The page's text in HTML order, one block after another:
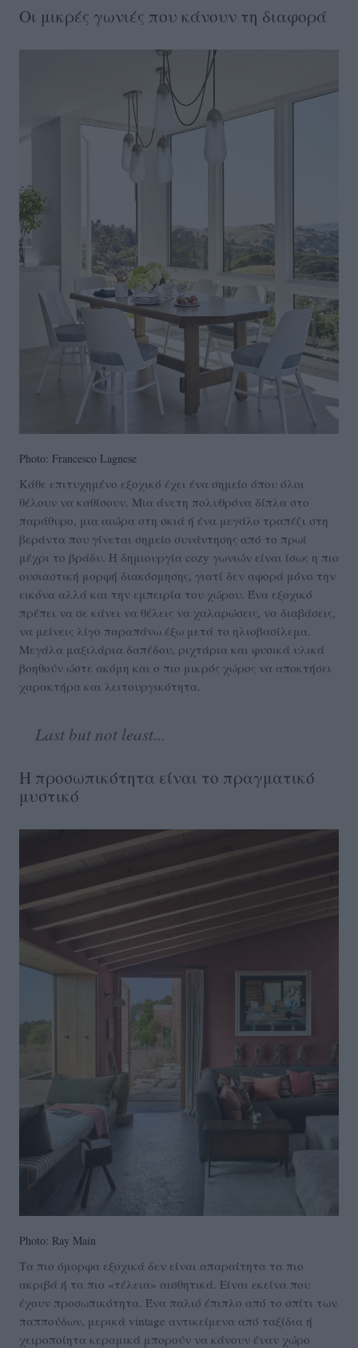
Οι μικρές γωνιές που κάνουν τη διαφορά
Photo: Francesco Lagnese
Κάθε επιτυχημένο εξοχικό έχει ένα σημείο όπου όλοι
θέλουν να καθίσουν. Μια άνετη πολυθρόνα δίπλα στο
παράθυρο, μια αιώρα στη σκιά ή ένα μεγάλο τραπέζι στη
βεράντα που γίνεται σημείο συνάντησης από το πρωί
μέχρι το βράδυ. Η δημιουργία cozy γωνιών είναι ίσως η πιο
ουσιαστική μορφή διακόσμησης, γιατί δεν αφορά μόνο την
εικόνα αλλά και την εμπειρία του χώρου. Ένα εξοχικό
πρέπει να σε κάνει να θέλεις να χαλαρώσεις, να διαβάσεις,
να μείνεις λίγο παραπάνω έξω μετά το ηλιοβασίλεμα.
Μεγάλα μαξιλάρια δαπέδου, ριχτάρια και φυσικά υλικά
βοηθούν ώστε ακόμη και ο πιο μικρός χώρος να αποκτήσει
χαρακτήρα και λειτουργικότητα.
Last but not least...
Η προσωπικότητα είναι το πραγματικό
μυστικό
Photo: Ray Main
Τα πιο όμορφα εξοχικά δεν είναι απαραίτητα τα πιο
ακριβά ή τα πιο «τέλεια» αισθητικά. Είναι εκείνα που
έχουν προσωπικότητα. Ένα παλιό έπιπλο από το σπίτι των
παππούδων, μερικά vintage αντικείμενα από ταξίδια ή
χειροποίητα κεραμικά μπορούν να κάνουν έναν χώρο